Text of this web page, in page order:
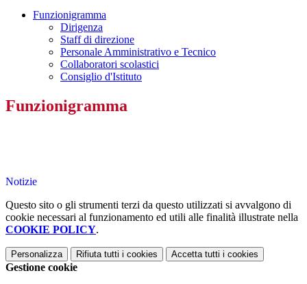
Funzionigramma
Dirigenza
Staff di direzione
Personale Amministrativo e Tecnico
Collaboratori scolastici
Consiglio d'Istituto
Funzionigramma
Notizie
Questo sito o gli strumenti terzi da questo utilizzati si avvalgono di
cookie necessari al funzionamento ed utili alle finalità illustrate nella
COOKIE POLICY.
Personalizza Rifiuta tutti i cookies Accetta tutti i cookies
Gestione cookie